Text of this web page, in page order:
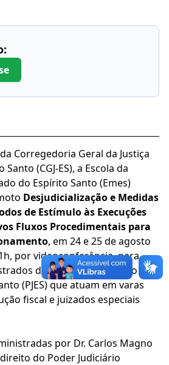
Corregedoria Geral da Justiça
(CGJ-ES), a Escola da
do Espírito Santo (Emes)
Desjudicialização e Medidas
de Estímulo às Execuções
Fluxos Procedimentais para
, em 24 e 25 de agosto
por videoconferência, para
do Poder Judiciário do
(PJES) que atuam em varas
fiscal e juizados especiais
por Dr. Carlos Magno
do Poder Judiciário